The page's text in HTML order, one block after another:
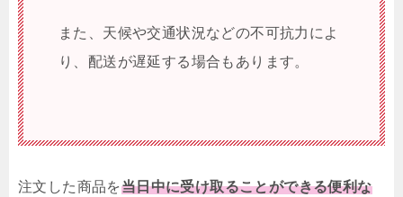
また、天候や交通状況などの不可抗力によ
り、配送が遅延する場合もあります。
注文した商品を当日中に受け取ることができる便利な